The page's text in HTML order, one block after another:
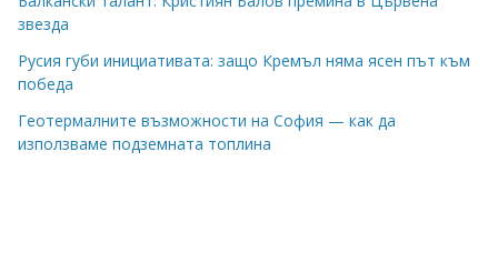
звезда
Русия губи инициативата: защо Кремъл няма ясен път към
победа
Геотермалните възможности на София — как да
използваме подземната топлина